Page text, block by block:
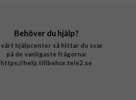
Behöver du hjälp?
vårt hjälpcenter så hittar du svar
på de vanligaste frågorna:
https://help.tillbehor.tele2.se